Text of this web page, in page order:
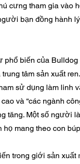
cưng tham gia vào
bạn đồng hành
biến của
tâm sản xuất
sử dụng làm linh
và “các ngành
tăng. Một số người
mang theo con
trong giới sản